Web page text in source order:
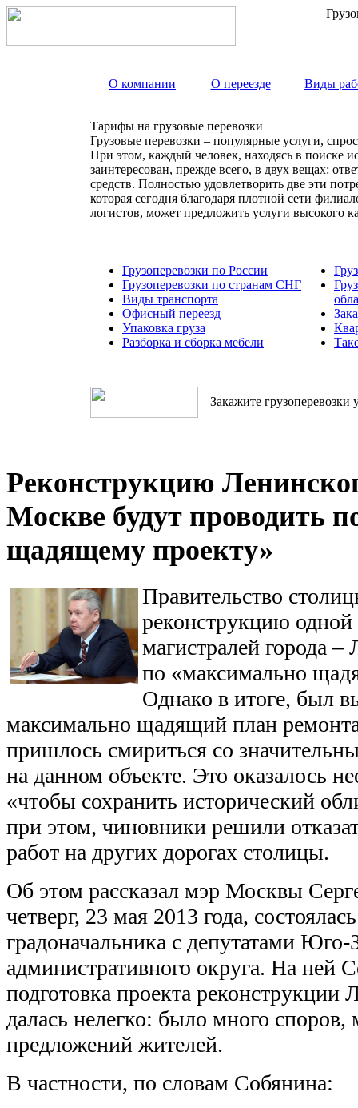
О компании О переезде Виды
Тарифы на грузовые перевозки
Грузовые перевозки – популярные услуги,
При этом, каждый человек, находясь в поиске
заинтересован, прежде всего, в двух вещах:
средств. Полностью удовлетворить две эти
которая сегодня благодаря плотной сети
логистов, может предложить услуги высокого
Грузоперевозки по России
Грузоперевозки по странам СНГ
Виды транспорта
Офисный переезд
Упаковка груза
Разборка и сборка мебели
Закажите грузоперевозки
Реконструкцию
Москве будут проводить
щадящему проекту»
Правительство
реконструкцию
магистралей города –
по «максимально
Однако в итоге, был
максимально щадящий план
пришлось смириться со
на данном объекте. Это оказалось
«чтобы сохранить исторический
при этом, чиновники решили
работ на других дорогах столицы.
Об этом рассказал мэр Москвы
четверг, 23 мая 2013 года,
градоначальника с депутатами Юго-
административного округа. На ней
подготовка проекта реконструкции
далась нелегко: было много споров,
предложений жителей.
В частности, по словам Собянина: